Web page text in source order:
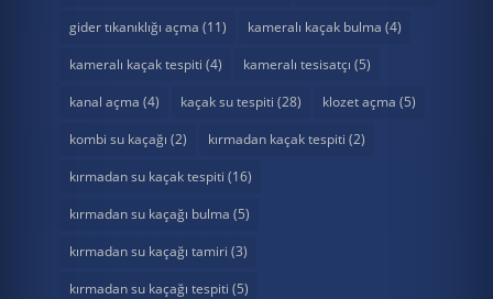
gider tıkanıklığı açma (11) kameralı kaçak bulma (4)
kameralı kaçak tespiti (4) kameralı tesisatçı (5)
kanal açma (4) kaçak su tespiti (28) klozet açma (5)
kombi su kaçağı (2) kırmadan kaçak tespiti (2)
kırmadan su kaçak tespiti (16)
kırmadan su kaçağı bulma (5)
kırmadan su kaçağı tamiri (3)
kırmadan su kaçağı tespiti (5)